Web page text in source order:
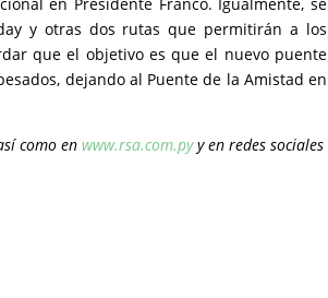
y otras dos rutas que permitirán a los
que el objetivo es que el nuevo puente
dejando al Puente de la Amistad en
como enwww.rsa.com.pyy en redes sociales